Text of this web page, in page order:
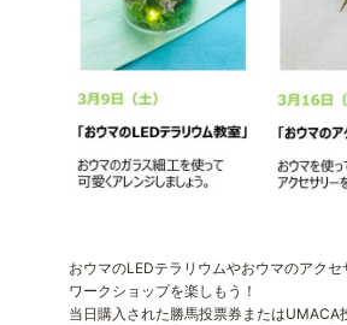
おウマのLEDテラリウムやおウマのアク
ワークショップを楽しもう！
当日購入された勝馬投票券またはUMACA